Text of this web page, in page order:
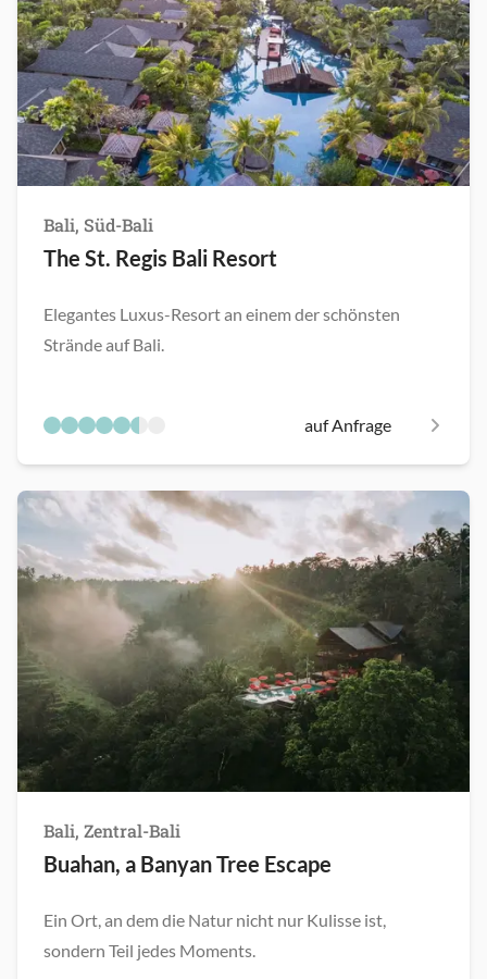
Bali, Süd-Bali
The St. Regis Bali Resort
Elegantes Luxus-Resort an einem der schönsten
Strände auf Bali.
auf Anfrage
Bali, Zentral-Bali
Buahan, a Banyan Tree Escape
Ein Ort, an dem die Natur nicht nur Kulisse ist,
sondern Teil jedes Moments.